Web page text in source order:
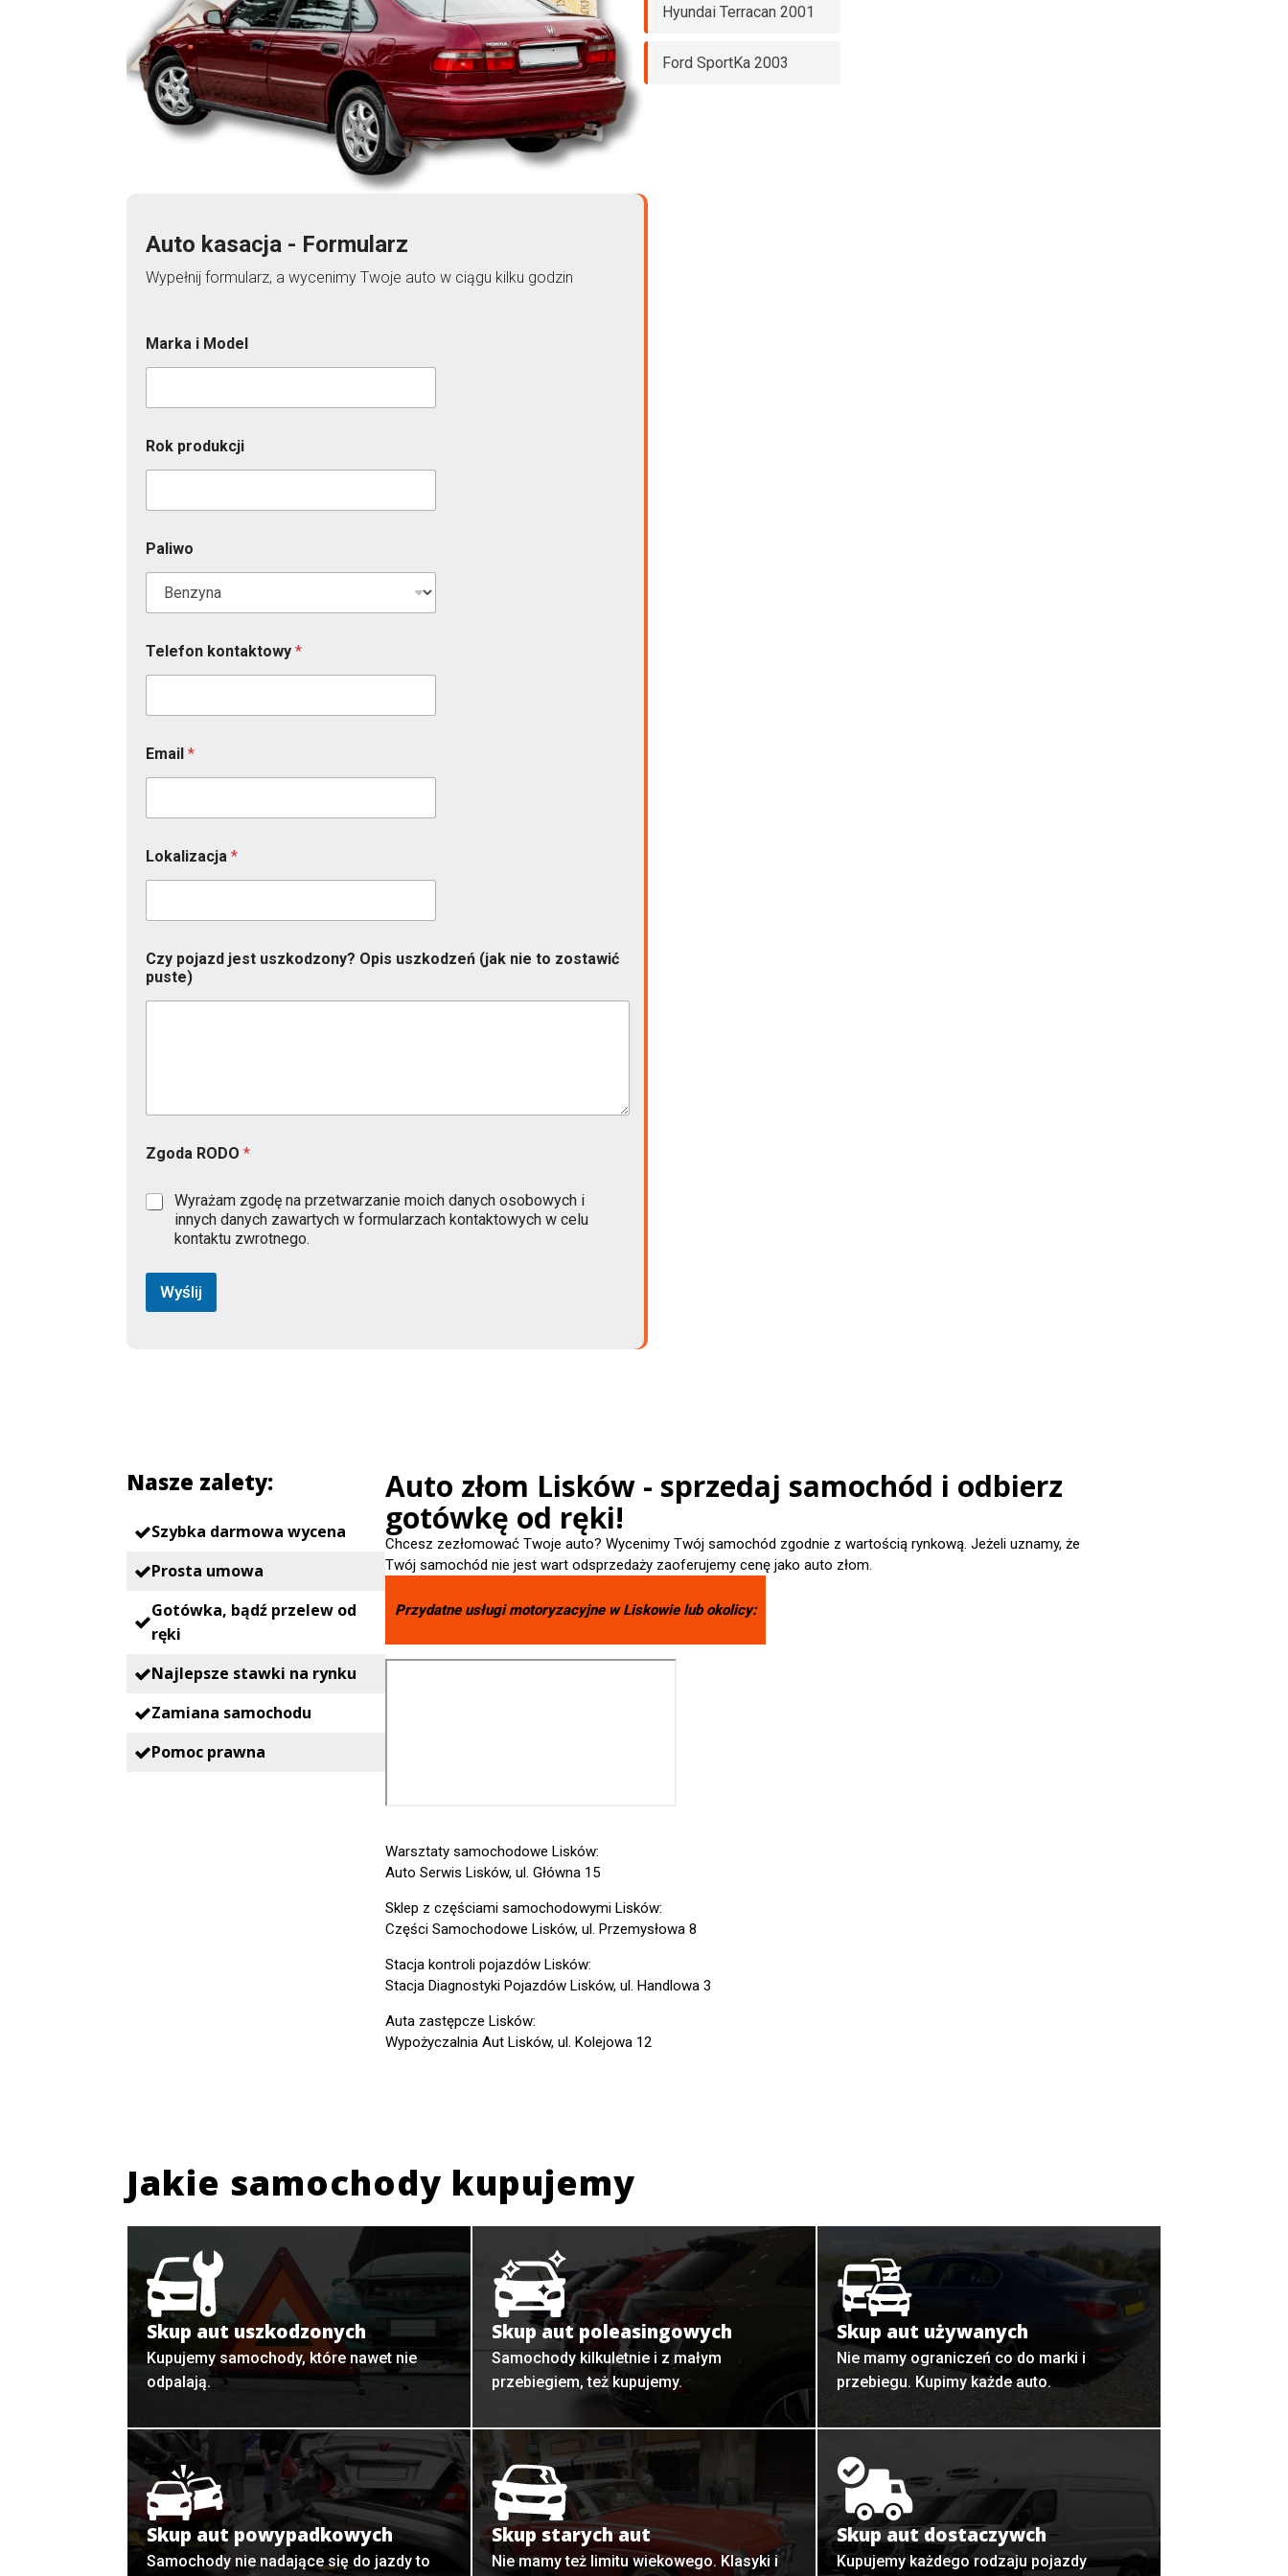
Auto kasacja - Formularz
Wypełnij formularz, a wycenimy Twoje auto w ciągu kilku godzin
Marka i Model
Rok produkcji
Paliwo
Telefon kontaktowy *
Email *
Lokalizacja *
Czy pojazd jest uszkodzony? Opis uszkodzeń (jak nie to zostawić
puste)
o
T
e
Zgoda RODO *
Wyrażam zgodę na przetwarzanie moich danych osobowych i
innych danych zawartych w formularzach kontaktowych w celu
kontaktu zwrotnego.
Wyślij
Hyundai Terracan 2001
Ford SportKa 2003
Nasze zalety:
Szybka darmowa wycena
Prosta umowa
Gotówka, bądź przelew od
ręki
Najlepsze stawki na rynku
Zamiana samochodu
Pomoc prawna
Auto złom Lisków - sprzedaj samochód i odbierz
gotówkę od ręki!
Chcesz zezłomować Twoje auto? Wycenimy Twój samochód zgodnie z wartością rynkową. Jeżeli uznamy, że
Twój samochód nie jest wart odsprzedaży zaoferujemy cenę jako auto złom.
Przydatne usługi motoryzacyjne wLiskowielub okolicy:
Warsztaty samochodowe Lisków:
Auto Serwis Lisków, ul. Główna 15
Sklep z częściami samochodowymi Lisków:
Części Samochodowe Lisków, ul. Przemysłowa 8
Stacja kontroli pojazdów Lisków:
Stacja Diagnostyki Pojazdów Lisków, ul. Handlowa 3
Auta zastępcze Lisków:
Wypożyczalnia Aut Lisków, ul. Kolejowa 12
Jakie samochody kupujemy
Skup aut uszkodzonych
Kupujemy samochody, które nawet nie
odpalają.
Skup aut poleasingowych
Samochody kilkuletnie i z małym
przebiegiem, też kupujemy.
Skup aut używanych
Nie mamy ograniczeń co do marki i
przebiegu. Kupimy każde auto.
Skup aut powypadkowych
Samochody nie nadające się do jazdy to
Skup starych aut
Nie mamy też limitu wiekowego. Klasyki i
Skup aut dostaczywch
Kupujemy każdego rodzaju pojazdy